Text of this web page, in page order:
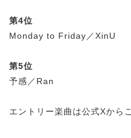
第4位
Monday to Friday／XinU
第5位
予感／Ran
エントリー楽曲は公式Xから